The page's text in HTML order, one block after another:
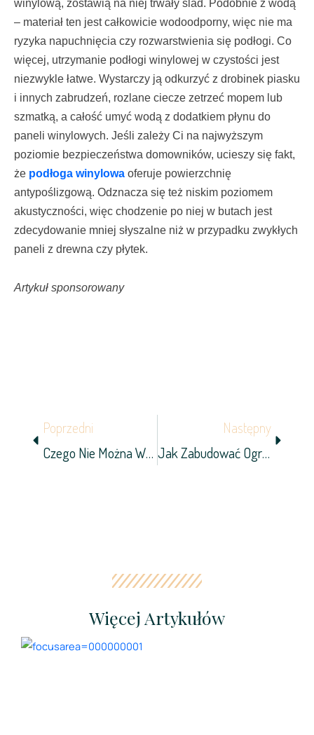
winylową, zostawią na niej trwały ślad. Podobnie z wodą
– materiał ten jest całkowicie wodoodporny, więc nie ma
ryzyka napuchnięcia czy rozwarstwienia się podłogi. Co
więcej, utrzymanie podłogi winylowej w czystości jest
niezwykle łatwe. Wystarczy ją odkurzyć z drobinek piasku
i innych zabrudzeń, rozlane ciecze zetrzeć mopem lub
szmatką, a całość umyć wodą z dodatkiem płynu do
paneli winylowych. Jeśli zależy Ci na najwyższym
poziomie bezpieczeństwa domowników, ucieszy się fakt,
że podłoga winylowa oferuje powierzchnię
antypoślizgową. Odznacza się też niskim poziomem
akustyczności, więc chodzenie po niej w butach jest
zdecydowanie mniej słyszalne niż w przypadku zwykłych
paneli z drewna czy płytek.
Artykuł sponsorowany
Poprzedni
Czego Nie Można Wrzucać Do Kontenera?
Następny
Jak Zabudować Ogród? 5 Pomysłów Na Małą Architekturę
Więcej Artykułów